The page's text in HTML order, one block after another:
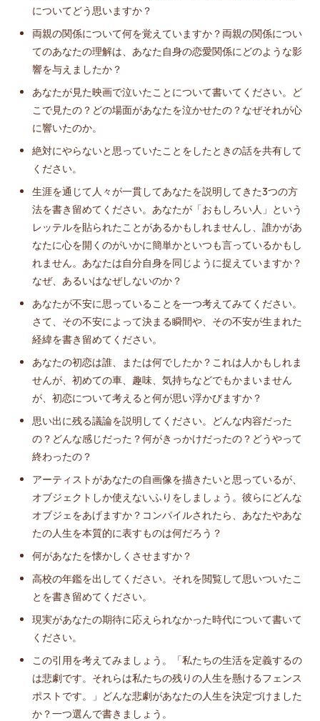
についてどう思いますか？
両親の関係について何を覚えていますか？両親の関係につい
てのあなたの理解は、あなた自身の恋愛関係にどのような影
響を与えましたか？
あなたが見た映画で泣いたことについて書いてください。ど
こで見たの？どの場面があなたを泣かせたの？なぜそれが心
に響いたのか。
絶対にやらないと思っていたことをしたときの話を共有して
ください。
生涯を通じて人々が一貫してあなたを説明してきた3つの方
法を書き留めてください。あなたが「おもしろい人」という
レッテルを貼られたことがあるかもしれませんし、誰かがあ
なたに心を開くのがいかに簡単かといつも言っているかもし
れません。あなたは自分自身を同じように捉えていますか？
なぜ、あるいはなぜしないのか？
あなたが不安に思っていることを一つ考えてみてください。
さて、その不安によって決まる瞬間や、その不安が生まれた
経緯を書き留めてください。
あなたの初恋は誰、または何でしたか？これは人かもしれま
せんが、初めての車、趣味、気持ちなどでもかまいません
が、初恋について考えると何が思い浮かびますか？
思い出に残る議論を説明してください。どんな内容だった
の？どんな感じだった？何がきっかけだったの？どうやって
終わったの？
アーティストがあなたの自画像を描きたいと思っているが、
オブジェクトしか使えないふりをしましょう。彼らにどんな
オブジェをあげますか？コンパイルされたら、あなたやあな
たの人生を本質的に表すものは何だろう？
何があなたを懐かしくさせますか？
高校の年鑑を出してください。それを閲覧して思いついたこ
とを書き留めてください。
現実があなたの期待に応えられなかった時代について書いて
ください。
この引用を考えてみましょう。「私たちの生活を定義するの
は悲劇です。それらは私たちの残りの人生を懸けるフェンス
ポストです。」どんな悲劇があなたの人生を決定づけました
か？一つ選んで書きましょう。